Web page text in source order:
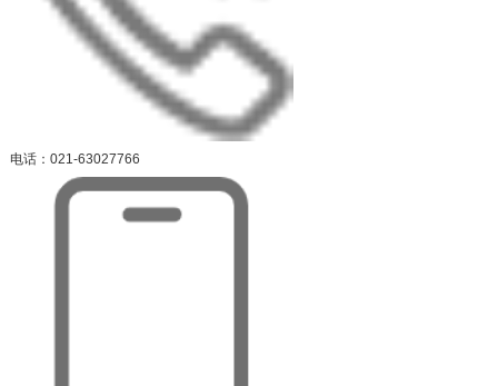
电话：021-63027766